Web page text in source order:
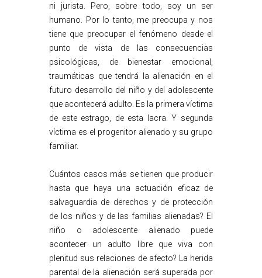
ni jurista. Pero, sobre todo, soy un ser
humano. Por lo tanto, me preocupa y nos
tiene que preocupar el fenómeno desde el
punto de vista de las consecuencias
psicológicas, de bienestar emocional,
traumáticas que tendrá la alienación en el
futuro desarrollo del niño y del adolescente
que acontecerá adulto. Es la primera víctima
de este estrago, de esta lacra. Y segunda
víctima es el progenitor alienado y su grupo
familiar.
Cuántos casos más se tienen que producir
hasta que haya una actuación eficaz de
salvaguardia de derechos y de protección
de los niños y de las familias alienadas? El
niño o adolescente alienado puede
acontecer un adulto libre que viva con
plenitud sus relaciones de afecto? La herida
parental de la alienación será superada por